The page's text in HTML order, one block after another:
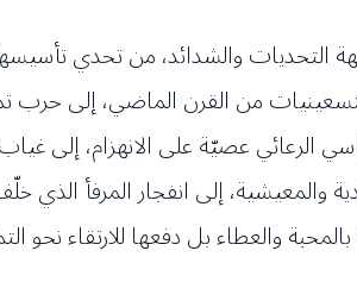
والشدائد، من تحدي تأسيسها
والمعيشية، إلى انفجار المرفأ
والعطاء بل دفعها للارتقاء